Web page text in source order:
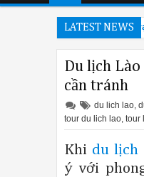
LATEST NEWS
3:42 PM Cửu Trại
Du lịch
cần tránh
du lich lao,
tour du lich lao, tour
Khi du lịch
ý với